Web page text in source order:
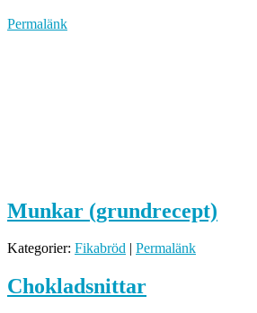
Permalänk
Munkar (grundrecept)
Kategorier: Fikabröd | Permalänk
Chokladsnittar